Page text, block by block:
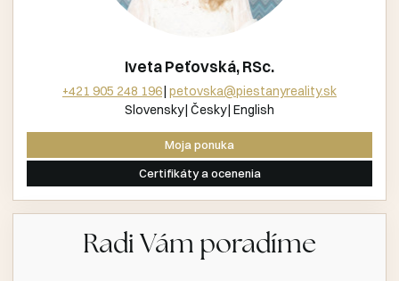
Iveta Peťovská, RSc.
+421 905 248 196 petovska@piestanyreality.sk
Slovensky Česky English
Moja ponuka
Certifikáty a ocenenia
Radi Vám poradíme